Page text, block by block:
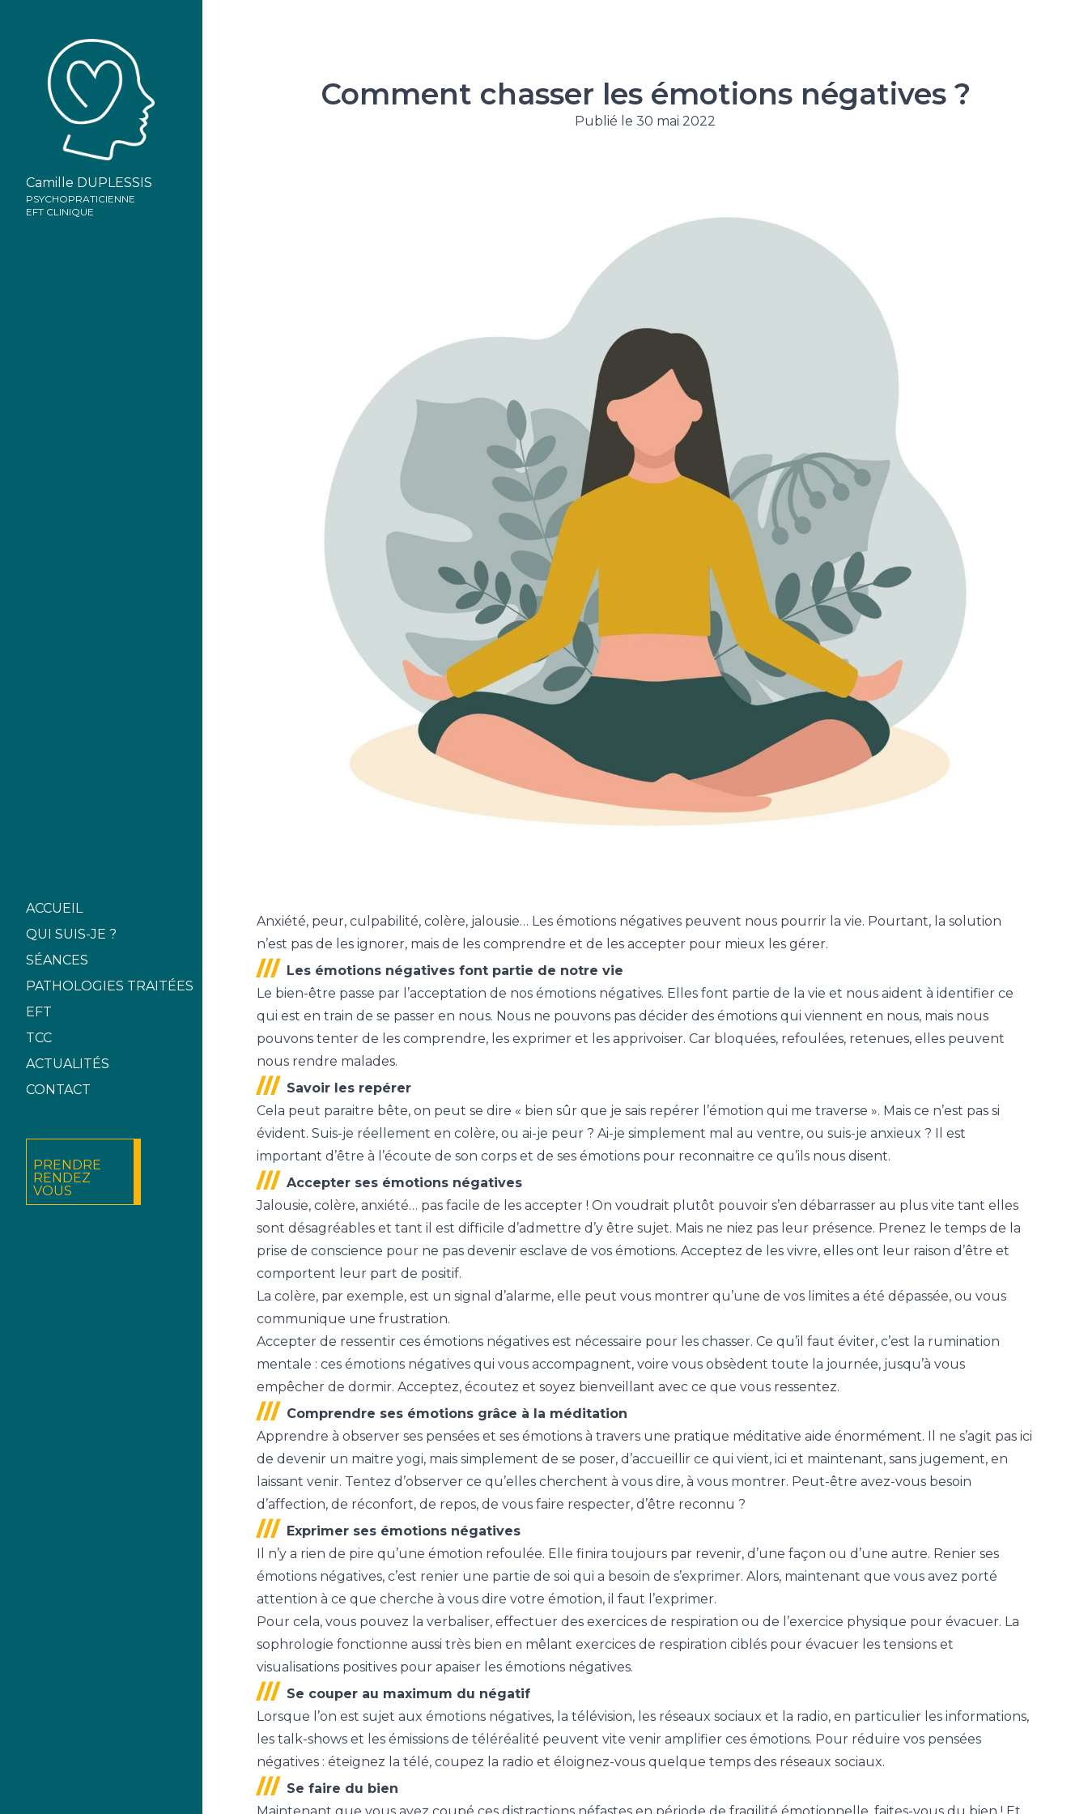
Camille DUPLESSIS
PSYCHOPRATICIENNE
EFT CLINIQUE
ACCUEIL
QUI SUIS-JE ?
SÉANCES
PATHOLOGIES TRAITÉES
EFT
TCC
ACTUALITÉS
CONTACT
PRENDRE
RENDEZ
VOUS
Comment chasser les émotions négatives ?
Publié le 30 mai 2022
Anxiété, peur, culpabilité, colère, jalousie… Les émotions négatives peuvent nous pourrir la vie. Pourtant, la solution
n’est pas de les ignorer, mais de les comprendre et de les accepter pour mieux les gérer.
Les émotions négatives font partie de notre vie
Le bien-être passe par l’acceptation de nos émotions négatives. Elles font partie de la vie et nous aident à identifier ce
qui est en train de se passer en nous. Nous ne pouvons pas décider des émotions qui viennent en nous, mais nous
pouvons tenter de les comprendre, les exprimer et les apprivoiser. Car bloquées, refoulées, retenues, elles peuvent
nous rendre malades.
Savoir les repérer
Cela peut paraitre bête, on peut se dire « bien sûr que je sais repérer l’émotion qui me traverse ». Mais ce n’est pas si
évident. Suis-je réellement en colère, ou ai-je peur ? Ai-je simplement mal au ventre, ou suis-je anxieux ? Il est
important d’être à l’écoute de son corps et de ses émotions pour reconnaitre ce qu’ils nous disent.
Accepter ses émotions négatives
Jalousie, colère, anxiété… pas facile de les accepter ! On voudrait plutôt pouvoir s’en débarrasser au plus vite tant elles
sont désagréables et tant il est difficile d’admettre d’y être sujet. Mais ne niez pas leur présence. Prenez le temps de la
prise de conscience pour ne pas devenir esclave de vos émotions. Acceptez de les vivre, elles ont leur raison d’être et
comportent leur part de positif.
La colère, par exemple, est un signal d’alarme, elle peut vous montrer qu’une de vos limites a été dépassée, ou vous
communique une frustration.
Accepter de ressentir ces émotions négatives est nécessaire pour les chasser. Ce qu’il faut éviter, c’est la rumination
mentale : ces émotions négatives qui vous accompagnent, voire vous obsèdent toute la journée, jusqu’à vous
empêcher de dormir. Acceptez, écoutez et soyez bienveillant avec ce que vous ressentez.
Comprendre ses émotions grâce à la méditation
Apprendre à observer ses pensées et ses émotions à travers une pratique méditative aide énormément. Il ne s’agit pas ici
de devenir un maitre yogi, mais simplement de se poser, d’accueillir ce qui vient, ici et maintenant, sans jugement, en
laissant venir. Tentez d’observer ce qu’elles cherchent à vous dire, à vous montrer. Peut-être avez-vous besoin
d’affection, de réconfort, de repos, de vous faire respecter, d’être reconnu ?
Exprimer ses émotions négatives
Il n’y a rien de pire qu’une émotion refoulée. Elle finira toujours par revenir, d’une façon ou d’une autre. Renier ses
émotions négatives, c’est renier une partie de soi qui a besoin de s’exprimer. Alors, maintenant que vous avez porté
attention à ce que cherche à vous dire votre émotion, il faut l’exprimer.
Pour cela, vous pouvez la verbaliser, effectuer des exercices de respiration ou de l’exercice physique pour évacuer. La
sophrologie fonctionne aussi très bien en mêlant exercices de respiration ciblés pour évacuer les tensions et
visualisations positives pour apaiser les émotions négatives.
Se couper au maximum du négatif
Lorsque l’on est sujet aux émotions négatives, la télévision, les réseaux sociaux et la radio, en particulier les informations,
les talk-shows et les émissions de téléréalité peuvent vite venir amplifier ces émotions. Pour réduire vos pensées
négatives : éteignez la télé, coupez la radio et éloignez-vous quelque temps des réseaux sociaux.
Se faire du bien